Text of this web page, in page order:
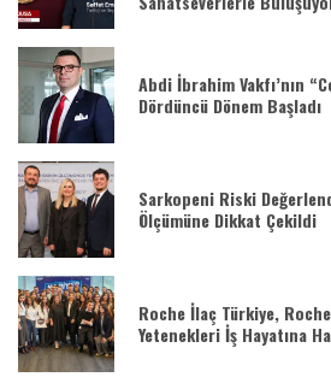
Abdi İbrahim Vakfı’nın
Dördüncü Dönem Başladı
Sarkopeni Riski
Ölçümüne Dikkat Çekildi
Roche İlaç Türkiye,
Yetenekleri İş Hayatına